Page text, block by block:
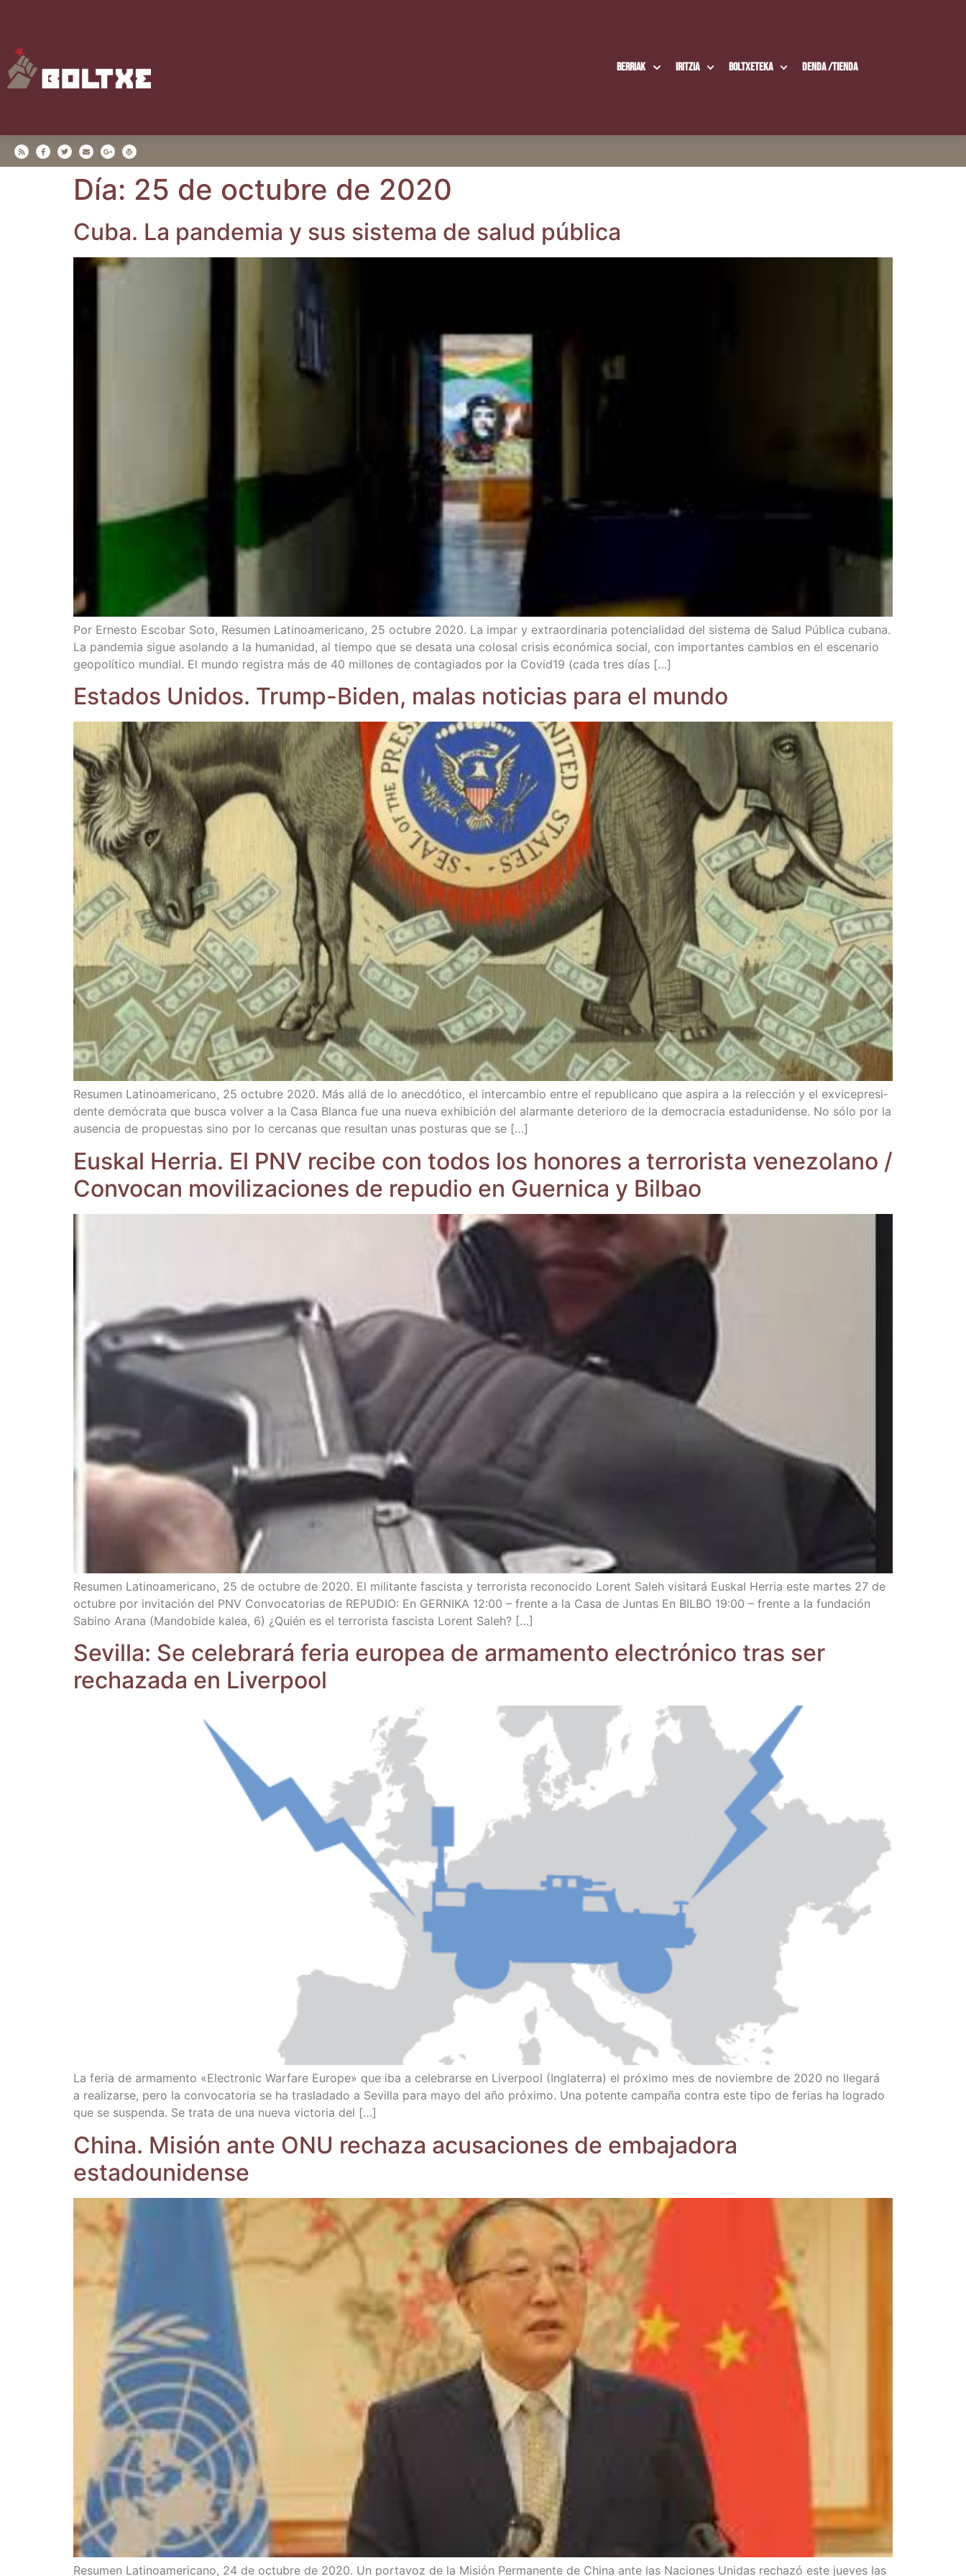
Berriak Iritzia Boltxe­te­ka Den­da /​Tien­da
Día: 25 de octubre de 2020
Cuba. La pan­de­mia y sus sis­te­ma de salud pública
Por Ernes­to Esco­bar Soto, Resu­men Lati­no­ame­ri­cano, 25 octu­bre 2020. La impar y extra­or­di­na­ria poten­cia­li­dad del sis­te­ma de Salud Públi­ca cuba­na.
La pan­de­mia sigue aso­lan­do a la huma­ni­dad, al tiem­po que se des­ata una colo­sal cri­sis eco­nó­mi­ca social, con impor­tan­tes cam­bios en el esce­na­rio
geo­po­lí­ti­co mun­dial. El mun­do regis­tra más de 40 millo­nes de con­ta­gia­dos por la Covid19 (cada tres días […]
Esta­dos Uni­dos. Trump-Biden, malas noti­cias para el mundo
Resu­men Lati­no­ame­ri­cano, 25 octu­bre 2020. Más allá de lo anec­dó­ti­co, el inter­cam­bio entre el repu­bli­cano que aspi­ra a la relec­ción y el exvi­ce­pre­si­
den­te demó­cra­ta que bus­ca vol­ver a la Casa Blan­ca fue una nue­va exhi­bi­ción del alar­man­te dete­rio­ro de la demo­cra­cia esta­du­ni­den­se. No sólo por la
ausen­cia de pro­pues­tas sino por lo cer­ca­nas que resul­tan unas pos­tu­ras que se […]
Eus­kal Herria. El PNV reci­be con todos los hono­res a terro­ris­ta vene­zo­lano /​
Convocan movi­li­za­cio­nes de repu­dio en Guer­ni­ca y Bilbao
Resu­men Lati­no­ame­ri­cano, 25 de octu­bre de 2020. El mili­tan­te fas­cis­ta y terro­ris­ta reco­no­ci­do Lorent Saleh visi­ta­rá Eus­kal Herria este mar­tes 27 de
octu­bre por invi­ta­ción del PNV Con­vo­ca­to­rias de REPUDIO: En GERNIKA 12:00 – fren­te a la Casa de Jun­tas En BILBO 19:00 – fren­te a la fun­da­ción
Sabino Ara­na (Man­do­bi­de kalea, 6) ¿Quién es el terro­ris­ta fas­cis­ta Lorent Saleh? […]
Sevi­lla: Se cele­bra­rá feria euro­pea de arma­men­to elec­tró­ni­co tras ser
recha­za­da en Liverpool
La feria de arma­men­to «Elec­tro­nic War­fa­re Euro­pe» que iba a cele­brar­se en Liver­pool (Ingla­te­rra) el pró­xi­mo mes de noviem­bre de 2020 no lle­ga­rá
a rea­li­zar­se, pero la con­vo­ca­to­ria se ha tras­la­da­do a Sevi­lla para mayo del año pró­xi­mo. Una poten­te cam­pa­ña con­tra este tipo de ferias ha logra­do
que se sus­pen­da. Se tra­ta de una nue­va vic­to­ria del […]
Chi­na. Misión ante ONU recha­za acu­sa­cio­nes de emba­ja­do­ra
estadounidense
Resu­men Lati­no­ame­ri­cano, 24 de octu­bre de 2020. Un por­ta­voz de la Misión Per­ma­nen­te de Chi­na ante las Nacio­nes Uni­das recha­zó este jue­ves las